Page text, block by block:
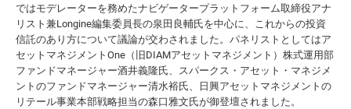
ではモデレーターを務めたナビゲータープラットフォーム取締役アナ
リスト兼Longine編集委員長の泉田良輔氏を中心に、これからの投資
信託のあり方について議論が交わされました。パネリストとしてはア
セットマネジメントOne（旧DIAMアセットマネジメント）株式運用部
ファンドマネージャー酒井義隆氏、スパークス・アセット・マネジメ
ントのファンドマネージャー清水裕氏、日興アセットマネジメントの
リテール事業本部戦略担当の森口雅文氏が御登壇されました。